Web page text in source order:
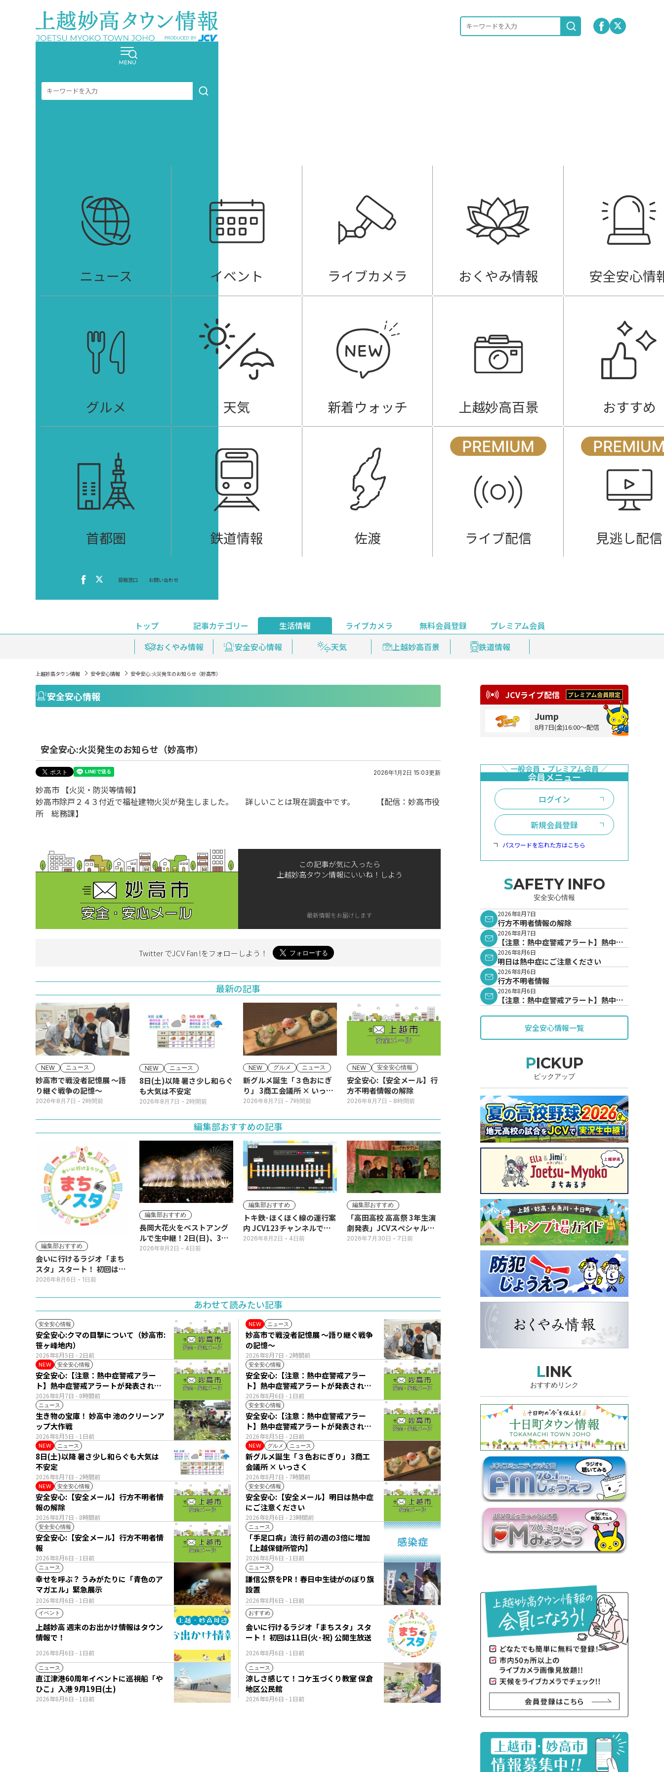
ニュース イベント ライブカメラ おくやみ情報 安全安心情
グルメ 天気 新着ウォッチ 上越妙高百景 おすすめ
首都圏 鉄道情報 佐渡 ライブ配信 見逃し配信
投稿窓口 お問い合わせ
トップ
記事カテゴリー
ニュース
イベント 新着ウォッチ 編集部おすすめ
生活情報
おくやみ情報
安全安心情報 天気 上越妙高百景 鉄道情報
ライブカメラ 無料会員登録
プレミアム会員
ライブ配信
見逃し配信 プレミアム会員登録
上越妙高タウン情報 安全安心情報 安全安心:火災発生のお知らせ（妙高市）
安全安心情報
安全安心:火災発生のお知らせ（妙高市）
2026年1月2日 15:03更新
妙高市 【火災・防災等情報】
妙高市除戸２４３付近で福祉建物火災が発生しました。 詳しいことは現在調査中です。 【配信：妙高市役
所 総務課】
この記事が気に入ったら
上越妙高タウン情報にいいね！しよう
最新情報をお届けします
Twitter でJCV Fan !をフォローしよう！
最新の記事
NEW ニュース
妙高市で戦没者記憶展 ～語
り継ぐ戦争の記憶～
2026年8月7日 - 2時間前
NEW ニュース
8日(土)以降 暑さ少し和らぐ
も大気は不安定
2026年8月7日 - 2時間前
NEW グルメ ニュース
新グルメ誕生「３色おにぎ
り」 3商工会議所 × いっさ
く
2026年8月7日 - 7時間前
NEW 安全安心情報
安全安心:【安全メール】行
方不明者情報の解除
2026年8月7日 - 8時間前
編集部おすすめの記事
編集部おすすめ
会いに行けるラジオ「まち
スタ」スタート！ 初回は11
日(火･祝) 公開生放送
2026年8月6日 - 1日前
編集部おすすめ
長岡大花火をベストアング
ルで生中継！2日(日)、3日
(月)
2026年8月2日 - 4日前
編集部おすすめ
トキ鉄･ほくほく線の運行案
内 JCV123チャンネルで平
日毎朝表示
2026年8月2日 - 4日前
編集部おすすめ
「高田高校 高高祭 3年生演
劇発表」JCVスペシャルで
放送中！
2026年7月30日 - 7日前
あわせて読みたい記事
安全安心情報
2026年8月5日 - 2日前
安全安心:クマの目撃について（妙高市:
笹ヶ峰地内）
NEW ニュース
2026年8月7日 - 2時間前
妙高市で戦没者記憶展 ～語り継ぐ戦争
の記憶～
NEW 安全安心情報
2026年8月7日 - 8時間前
安全安心:【注意：熱中症警戒アラー
ト】熱中症警戒アラートが発表されて
います。
安全安心情報
2026年8月6日 - 1日前
安全安心:【注意：熱中症警戒アラー
ト】熱中症警戒アラートが発表されて
います。
ニュース
2026年8月5日 - 1日前
生き物の宝庫！ 妙高中 池のクリーンア
ップ大作戦
安全安心情報
2026年8月5日 - 2日前
安全安心:【注意：熱中症警戒アラー
ト】熱中症警戒アラートが発表されて
います。
NEW ニュース
2026年8月7日 - 2時間前
8日(土)以降 暑さ少し和らぐも大気は
不安定
NEW グルメ ニュース
2026年8月7日 - 7時間前
新グルメ誕生「３色おにぎり」 3商工
会議所 × いっさく
NEW 安全安心情報
2026年8月7日 - 8時間前
安全安心:【安全メール】行方不明者情
報の解除
安全安心情報
2026年8月6日 - 23時間前
安全安心:【安全メール】明日は熱中症
にご注意ください
安全安心情報
2026年8月6日 - 1日前
安全安心:【安全メール】行方不明者情
報
ニュース
2026年8月6日 - 1日前
「手足口病」流行 前の週の3倍に増加
【上越保健所管内】
ニュース
2026年8月6日 - 1日前
幸せを呼ぶ？ うみがたりに「青色のア
マガエル」緊急展示
ニュース
2026年8月6日 - 1日前
謙信公祭をPR！春日中生徒がのぼり旗
設置
イベント
2026年8月6日 - 1日前
上越妙高 週末のお出かけ情報はタウン
情報で！
おすすめ
2026年8月6日 - 1日前
会いに行けるラジオ「まちスタ」スタ
ート！ 初回は11日(火･祝) 公開生放送
ニュース
2026年8月6日 - 1日前
直江津港60周年イベントに巡視船「や
ひこ」入港 9月19日(土)
ニュース
2026年8月6日 - 1日前
涼しさ感じて！コケ玉づくり教室 保倉
地区公民館
JCVライブ配信
Jump
8月7日(金)16:00～配信
ログイン
新規会員登録
パスワードを忘れた方はこちら
SAFETY INFO
安全安心情報
2026年8月7日
行方不明者情報の解除
2026年8月7日
【注意：熱中症警戒アラート】熱中症
警戒アラートが発表されています。
2026年8月6日
明日は熱中症にご注意ください
2026年8月6日
行方不明者情報
2026年8月6日
【注意：熱中症警戒アラート】熱中症
安全安心情報一覧
PICKUP
ピックアップ
LINK
おすすめリンク